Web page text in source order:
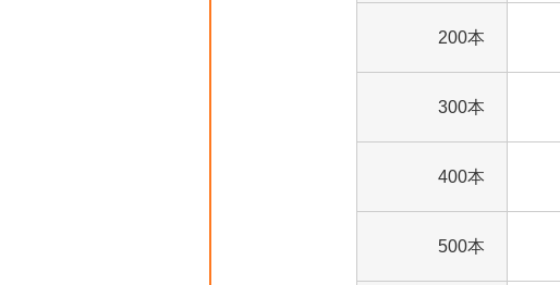
200本
300本
400本
500本